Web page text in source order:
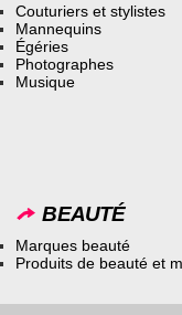
Couturiers et stylistes
Mannequins
Égéries
Photographes
Musique
BEAUTÉ
Marques beauté
Produits de beauté et